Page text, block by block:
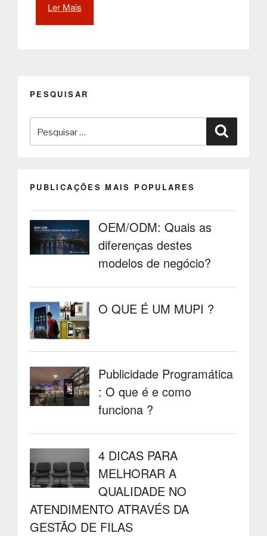
Ler Mais
IoT
quiosques
PESQUISAR
por:
PUBLICAÇÕES MAIS POPULARES
OEM/ODM: Quais as
diferenças destes
modelos de negócio?
O QUE É UM MUPI ?
Publicidade Programática
: O que é e como
funciona ?
4 DICAS PARA
MELHORAR A
QUALIDADE NO
ATENDIMENTO ATRAVÉS DA
GESTÃO DE FILAS